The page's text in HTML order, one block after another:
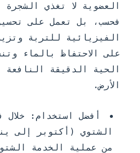
العضوية لا تغذي الشجرة
فحسب، بل تعمل على
الفيزيائية للتربة
على الاحتفاظ بالماء
الحية الدقيقة النافعة
الأرض.
أفضل استخدام:
خلال
الشتوي (أكتوبر إلى
من عملية الخدمة